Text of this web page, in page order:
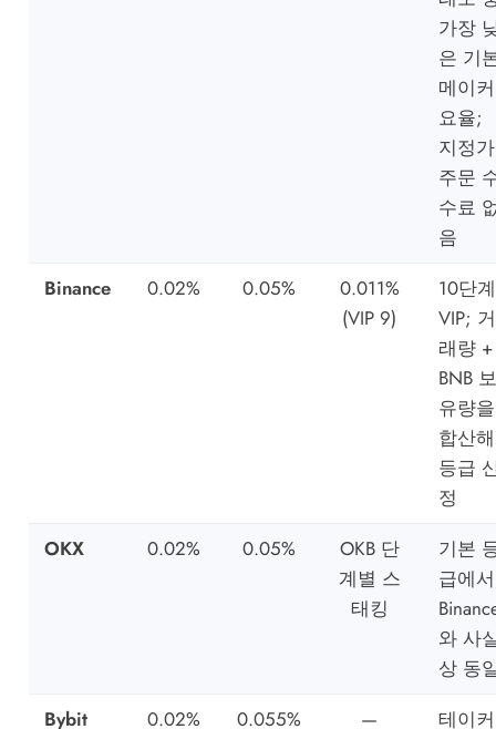
가장
은 기
메이커
요율;
지정가
주문
수료
음
Binance
0.02% 0.05%
0.011%
(VIP 9)
10단계
VIP; 거
래량 +
BNB 보
유량을
합산해
등급
정
OKX
0.02% 0.05%
OKB 단
계별 스
태킹
기본
급에서
와 사
상 동
Bybit
0.02% 0.055% — 테이커